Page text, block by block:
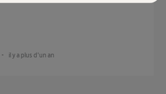
il y a plus d'un an